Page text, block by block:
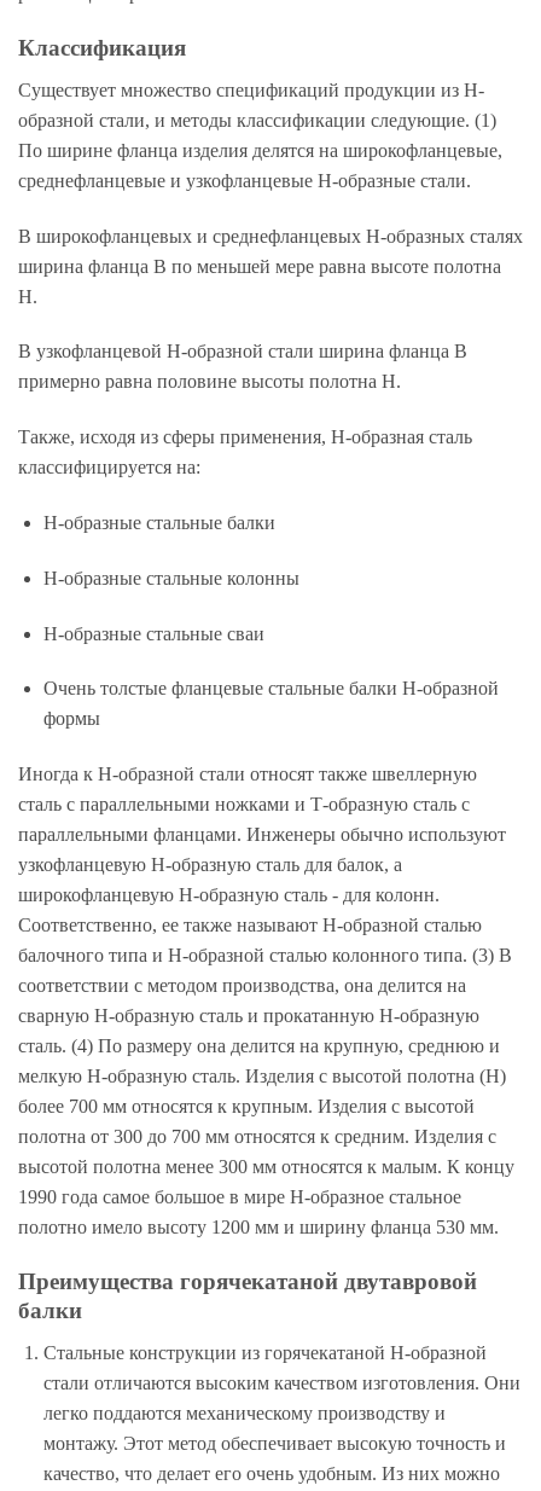
Классификация
Существует множество спецификаций продукции из Н-
образной стали, и методы классификации следующие. (1)
По ширине фланца изделия делятся на широкофланцевые,
среднефланцевые и узкофланцевые Н-образные стали.
В широкофланцевых и среднефланцевых Н-образных сталях
ширина фланца B по меньшей мере равна высоте полотна
H.
В узкофланцевой Н-образной стали ширина фланца B
примерно равна половине высоты полотна H.
Также, исходя из сферы применения, Н-образная сталь
классифицируется на:
Н-образные стальные балки
Н-образные стальные колонны
Н-образные стальные сваи
Очень толстые фланцевые стальные балки H-образной
формы
Иногда к Н-образной стали относят также швеллерную
сталь с параллельными ножками и Т-образную сталь с
параллельными фланцами. Инженеры обычно используют
узкофланцевую Н-образную сталь для балок, а
широкофланцевую Н-образную сталь - для колонн.
Соответственно, ее также называют Н-образной сталью
балочного типа и Н-образной сталью колонного типа. (3) В
соответствии с методом производства, она делится на
сварную Н-образную сталь и прокатанную Н-образную
сталь. (4) По размеру она делится на крупную, среднюю и
мелкую Н-образную сталь. Изделия с высотой полотна (H)
более 700 мм относятся к крупным. Изделия с высотой
полотна от 300 до 700 мм относятся к средним. Изделия с
высотой полотна менее 300 мм относятся к малым. К концу
1990 года самое большое в мире Н-образное стальное
полотно имело высоту 1200 мм и ширину фланца 530 мм.
Преимущества горячекатаной двутавровой
балки
Стальные конструкции из горячекатаной Н-образной
стали отличаются высоким качеством изготовления. Они
легко поддаются механическому производству и
монтажу. Этот метод обеспечивает высокую точность и
качество, что делает его очень удобным. Из них можно